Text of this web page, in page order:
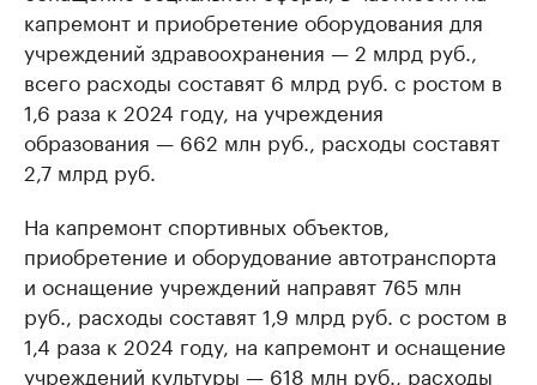
капремонт и приобретение оборудования для
учреждений здравоохранения — 2 млрд руб.,
всего расходы составят 6 млрд руб. с ростом в
1,6 раза к 2024 году, на учреждения
образования — 662 млн руб., расходы составят
2,7 млрд руб.
На капремонт спортивных объектов,
приобретение и оборудование автотранспорта
и оснащение учреждений направят 765 млн
руб., расходы составят 1,9 млрд руб. с ростом в
1,4 раза к 2024 году, на капремонт и оснащение
учреждений культуры — 618 млн руб., расходы